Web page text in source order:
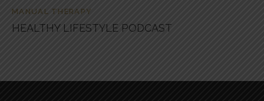
MANUAL THERAPY
HEALTHY LIFESTYLE PODCAST